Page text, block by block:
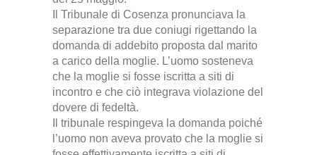
Il Tribunale di Cosenza pronunciava la
separazione tra due coniugi rigettando la
domanda di addebito proposta dal marito
a carico della moglie. L’uomo sosteneva
che la moglie si fosse iscritta a siti di
incontro e che ciò integrava violazione del
dovere di fedeltà.
Il tribunale respingeva la domanda poiché
l’uomo non aveva provato che la moglie si